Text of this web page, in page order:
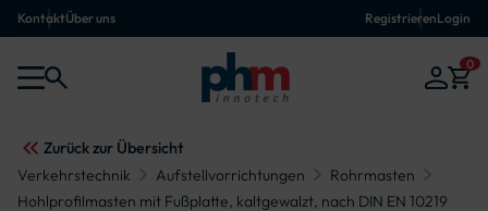
KontaktÜber uns RegistrierenLogin
0
Zurück zur Übersicht
Verkehrstechnik
Aufstellvorrichtungen
Rohrmasten
Hohlprofilmasten mit Fußplatte, kaltgewalzt, nach DIN EN 10219